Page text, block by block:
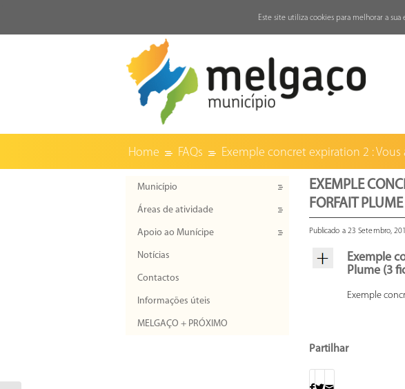
Home FAQs Exemple concret expiration 2 :
EXEMPLE
FORFAIT
Publicado a 23 Setembro,
Exemple
Plume (3
Exemple
Partilhar
Município
Áreas de atividade
Apoio ao Munícipe
Notícias
Contactos
Informações úteis
MELGAÇO + PRÓXIMO
Este site utiliza cookies para melhorar a